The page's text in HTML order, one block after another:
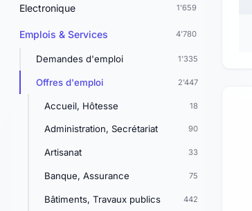
Electronique 1'659
Emplois & Services 4'780
Demandes d'emploi 1'335
Offres d'emploi 2'447
Accueil, Hôtesse 18
Administration, Secrétariat 90
Artisanat 33
Banque, Assurance 75
Bâtiments, Travaux publics 442